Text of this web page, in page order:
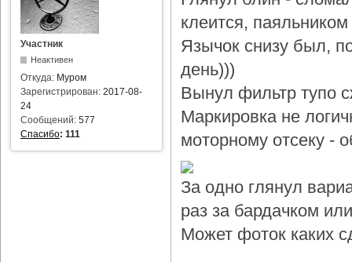
Участник
Неактивен
Откуда: Муром
Зарегистрирован: 2017-08-
24
Сообщений: 577
Спасибо: 111
клеится,
Язычок снизу был,
день)))
Вынул фильтр тупо
Маркировка не
моторному отсеку -
За одно глянул
раз за бардачком
Может фоток каких